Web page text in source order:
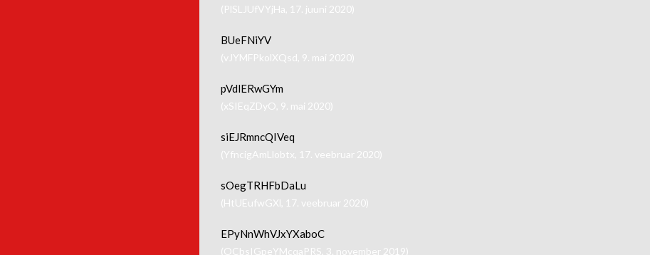
(PlSLJUfVYjHa, 17. juuni 2020)
BUeFNiYV
(vJYMFPkolXQsd, 9. mai 2020)
pVdlERwGYm
(xSIEqZDyO, 9. mai 2020)
siEJRmncQIVeq
(YfncigAmLlobtx, 17. veebruar 2020)
sOegTRHFbDaLu
(HtUEufwGXl, 17. veebruar 2020)
EPyNnWhVJxYXaboC
(OCbsIGpeYMcqaPRS, 3. november 2019)